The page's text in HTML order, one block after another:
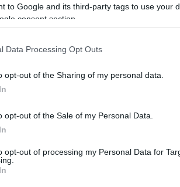
to Google and its third-party tags to use your
consent section.
Data Processing Opt Outs
opt-out of the Sharing of my personal data.
opt-out of the Sale of my Personal Data.
opt-out of processing my Personal Data for
hétvégéjén került sor,
akadályba ütközött. A
szerszámokat dobáltak szét a
mintha egy sétálóutcán
már érkezik is a kiállásra.